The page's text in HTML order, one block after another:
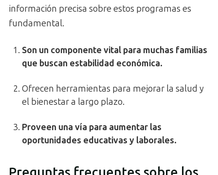
información precisa sobre estos programas es
fundamental.
Son un componente vital para muchas familias
que buscan estabilidad económica.
Ofrecen herramientas para mejorar la salud y
el bienestar a largo plazo.
Proveen una vía para aumentar las
oportunidades educativas y laborales.